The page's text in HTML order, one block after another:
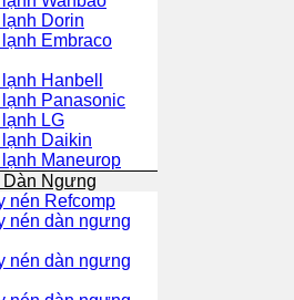
Dorin
Embraco
Hanbell
lạnh Panasonic
LG
Daikin
Maneurop
Dàn Ngưng
nén Refcomp
nén dàn ngưng
nén dàn ngưng